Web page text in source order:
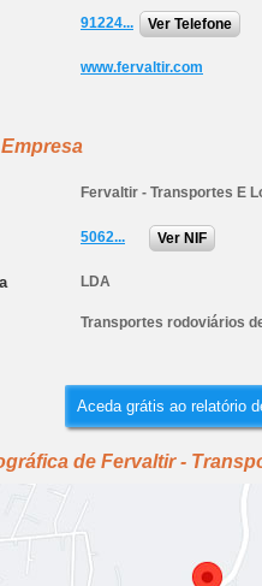
91224... Ver Telefone
www.fervaltir.com
Fervaltir - Transportes E
5062... Ver NIF
LDA
Transportes rodoviários
Aceda grátis ao relatório
de Fervaltir -